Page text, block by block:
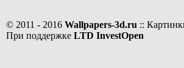
© 2011 - 2016 Wallpapers-3d.ru ::
При поддержке LTD InvestOpen